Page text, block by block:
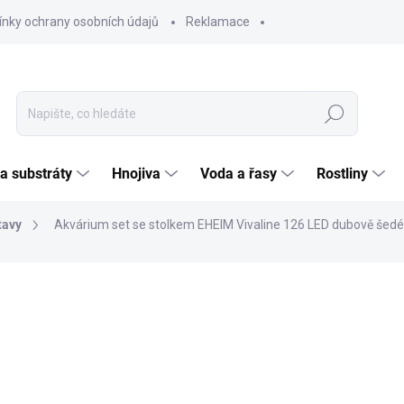
ochrany osobních údajů Reklamace
Hledat
substráty Hnojiva Voda a řasy Rostliny
Akvárium set se stolkem EHEIM Vivaline 126 LED dubově šedé